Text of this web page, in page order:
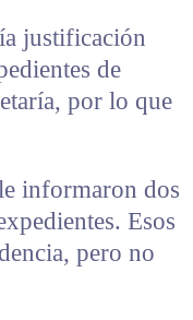
justificación
de
por lo que
informaron dos
Esos
pero no